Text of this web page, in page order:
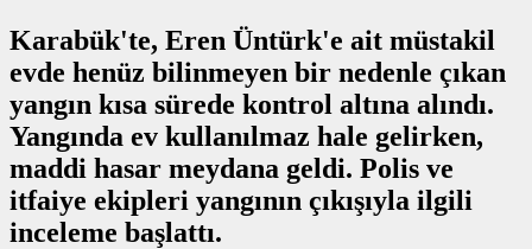
Karabük'te, Eren Üntürk'e ait müstakil
evde henüz bilinmeyen bir nedenle çıkan
yangın kısa sürede kontrol altına alındı.
Yangında ev kullanılmaz hale gelirken,
maddi hasar meydana geldi. Polis ve
itfaiye ekipleri yangının çıkışıyla ilgili
inceleme başlattı.